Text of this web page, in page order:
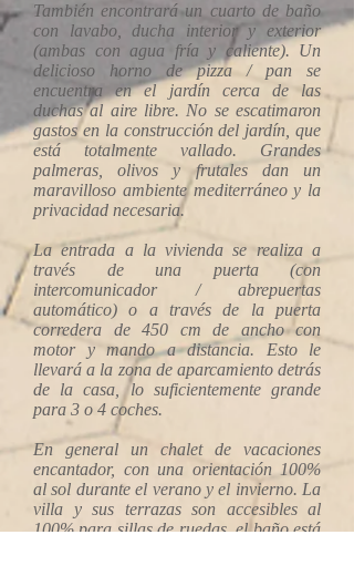
También encontrará un cuarto de baño
con lavabo, ducha interior y exterior
(ambas con agua fría y caliente). Un
delicioso horno de pizza / pan se
encuentra en el jardín cerca de las
duchas al aire libre. No se escatimaron
gastos en la construcción del jardín, que
está totalmente vallado. Grandes
palmeras, olivos y frutales dan un
maravilloso ambiente mediterráneo y la
privacidad necesaria.
La entrada a la vivienda se realiza a
través de una puerta (con
intercomunicador / abrepuertas
automático) o a través de la puerta
corredera de 450 cm de ancho con
motor y mando a distancia. Esto le
llevará a la zona de aparcamiento detrás
de la casa, lo suficientemente grande
para 3 o 4 coches.
En general un chalet de vacaciones
encantador, con una orientación 100%
al sol durante el verano y el invierno. La
villa y sus terrazas son accesibles al
100% para sillas de ruedas, el baño está